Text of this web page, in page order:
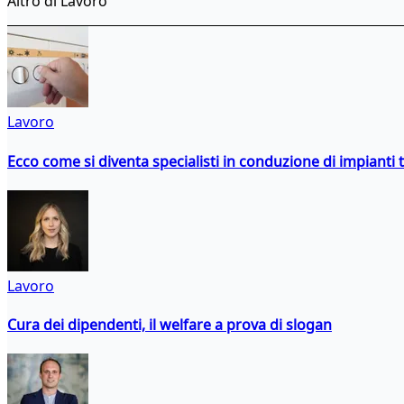
Lavoro
Ecco come si diventa specialisti in conduzione di impianti
Lavoro
Cura dei dipendenti, il welfare a prova di slogan